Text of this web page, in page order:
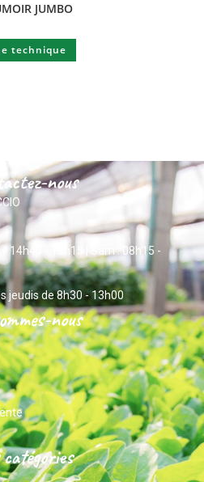
JUMBO
technique
nous
14h45 - 18h15 | Sam : 08h15 -
jeudis de 8h30 - 13h00
nous